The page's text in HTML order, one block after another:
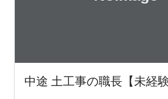
中途 土工事の職長【未経